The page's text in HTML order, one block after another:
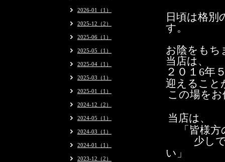
日頃は格別
す。
お陰をもち
当店は、
２０１6年
迎えること
この場を
当店は、
「皆様
少し
い」
2026-01（1）
2025-12（2）
2025-06（1）
2025-05（1）
2025-04（1）
2025-03（1）
2025-01（1）
2024-12（2）
2024-05（1）
2024-03（1）
2024-01（1）
2023-12（2）